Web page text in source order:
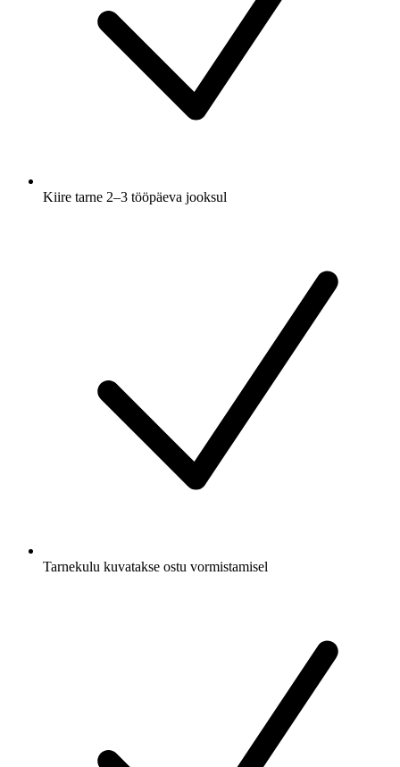
Kiire tarne 2–3 tööpäeva jooksul
Tarnekulu kuvatakse ostu vormistamisel